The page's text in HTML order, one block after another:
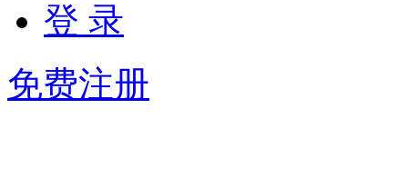
登 录
免费注册